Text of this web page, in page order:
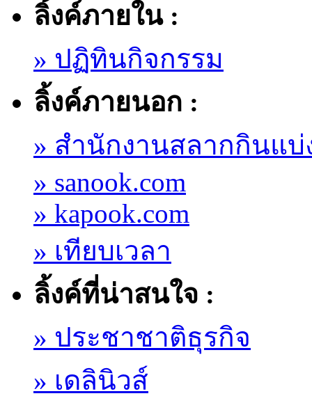
ศาสนา ที่จังห...
"สร้างเป็...
ศาสนทายาท
สืบสาน และเผยแผ่
พระพุทธศาสนา
ภ...
กัมพูชา กรุงเทพฯ,
29 กุมภาพันธ์
2562 ...
มหกรรมการศึกษา
ชาติ ย้ำเลิกระบบ
แพ้คัดออกไม่แบ่ง
แยกผู้เรียนเก...
การขึ้นทะเบียน
เกษตรกร สู่การจัด
ทำผังแปลง
เกษตรกรรมดิจิทัล
...
ลิ้งค์ภายใน :
» ปฏิทินกิจกรรม
ลิ้งค์ภายนอก :
» สำนักงานสลากกินแบ่
» sanook.com
» kapook.com
» เทียบเวลา
ลิ้งค์ที่น่าสนใจ :
» ประชาชาติธุรกิจ
» เดลินิวส์